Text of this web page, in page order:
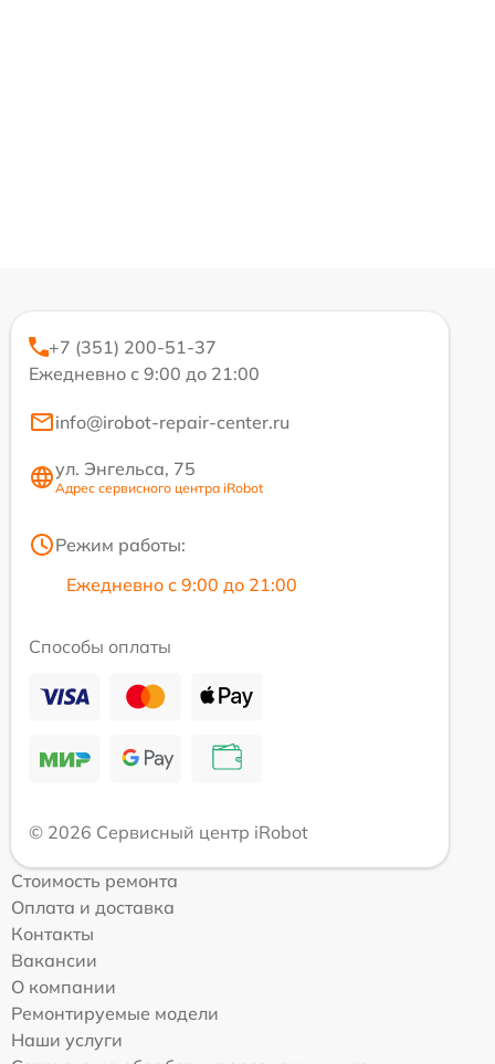
+7 (351) 200-51-37
Ежедневно с 9:00 до 21:00
info@irobot-repair-center.ru
ул. Энгельса, 75
Адрес сервисного центра iRobot
Режим работы:
Ежедневно с 9:00 до 21:00
Способы оплаты
© 2026 Сервисный центр iRobot
Стоимость ремонта
Оплата и доставка
Контакты
Вакансии
О компании
Ремонтируемые модели
Наши услуги